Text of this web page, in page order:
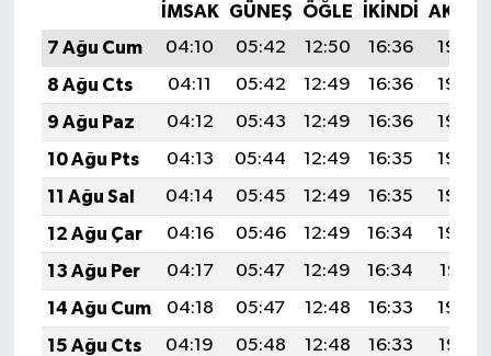
İMSAK GÜNEŞ ÖĞLE İKINDI
7 Ağu Cum
04:10 05:42 12:50 16:36
19:48
8 Ağu Cts
04:11 05:42 12:49 16:36
19:46
9 Ağu Paz
04:12 05:43 12:49 16:36
19:45
10 Ağu Pts
04:13 05:44 12:49 16:35
19:44
11 Ağu Sal
04:14 05:45 12:49 16:35
19:43
12 Ağu Çar
04:16 05:46 12:49 16:34
19:42
13 Ağu Per
04:17 05:47 12:49 16:34
19:41
14 Ağu Cum
04:18 05:47 12:48 16:33
19:40
15 Ağu Cts
04:19 05:48 12:48 16:33
19:38